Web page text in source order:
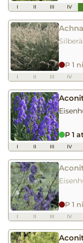
I II III IV
P 1
I II III IV
P 1
I II III IV
P 1
I II III IV